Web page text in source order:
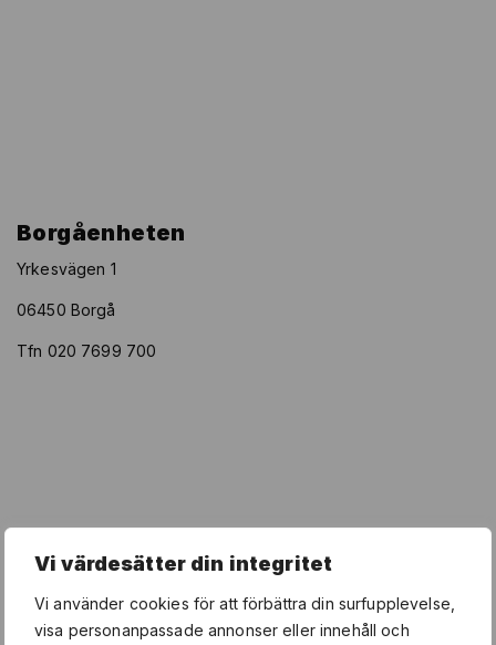
Vi värdesätter din integritet
Vi använder cookies för att förbättra din surfupplevelse,
visa personanpassade annonser eller innehåll och
Borgåenheten
Yrkesvägen 1
06450 Borgå
Tfn 020 7699 700